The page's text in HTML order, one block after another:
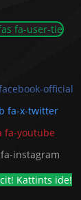
fa-user-tie
official
fa-x-twitter
fa-youtube
instagram
Kattints ide!